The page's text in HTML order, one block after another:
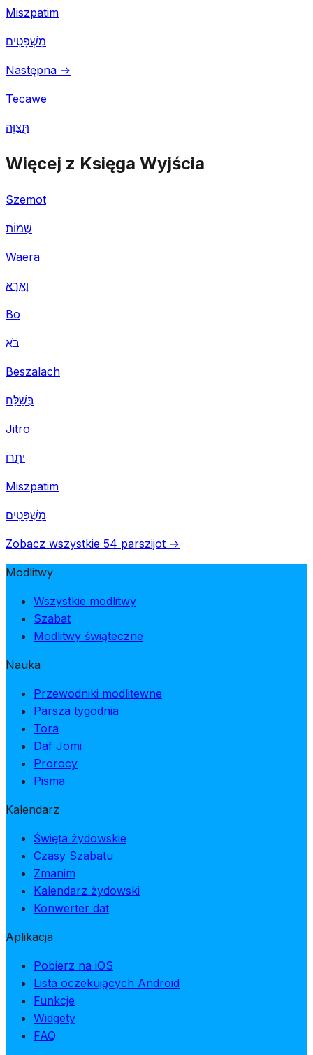
Miszpatim
מִשְׁפָּטִים
Następna →
Tecawe
תְּצַוֶּה
Więcej z Księga Wyjścia
Szemot
שְׁמוֹת
Waera
וָאֵרָא
Bo
בֹּא
Beszalach
בְּשַׁלַּח
Jitro
יִתְרוֹ
Miszpatim
מִשְׁפָּטִים
Zobacz wszystkie 54 parszijot →
Modlitwy
Wszystkie modlitwy
Szabat
Modlitwy świąteczne
Nauka
Przewodniki modlitewne
Parsza tygodnia
Tora
Daf Jomi
Prorocy
Pisma
Kalendarz
Święta żydowskie
Czasy Szabatu
Zmanim
Kalendarz żydowski
Konwerter dat
Aplikacja
Pobierz na iOS
Lista oczekujących Android
Funkcje
Widgety
FAQ